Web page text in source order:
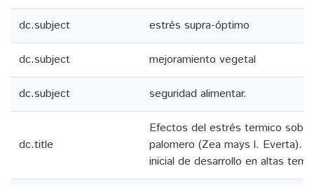
dc.subject estrés supra-óptimo
dc.subject mejoramiento vegetal
dc.subject seguridad alimentar.
dc.title
Efectos del estrés termico
palomero (Zea mays l. Everta).
inicial de desarrollo en altas